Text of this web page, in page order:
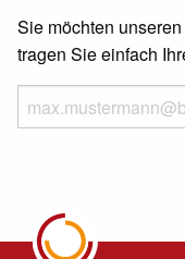
Sie möchten
tragen Sie einfach